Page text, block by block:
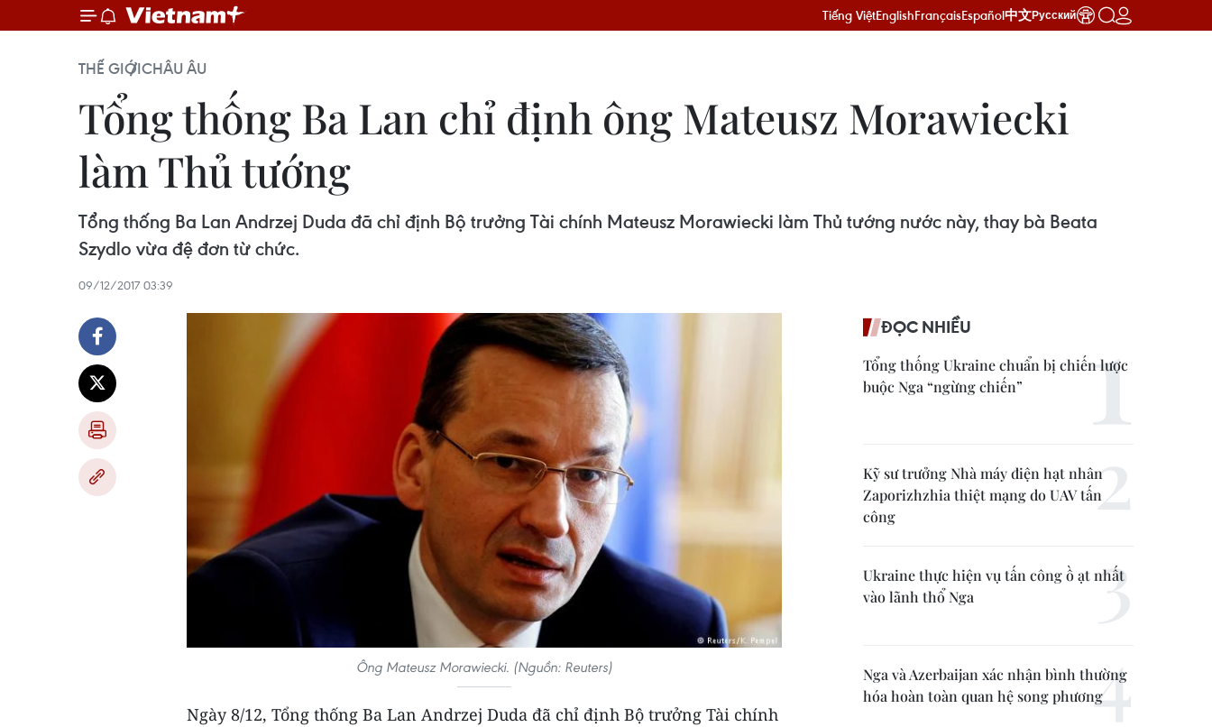
Tiếng ViệtEnglishFrançaisEspañol中文Русский
THẾ GIỚICHÂU ÂU
Tổng thống Ba Lan chỉ định ông Mateusz Morawiecki
làm Thủ tướng
Tổng thống Ba Lan Andrzej Duda đã chỉ định Bộ trưởng Tài chính Mateusz Morawiecki làm Thủ tướng nước này, thay bà Beata
Szydlo vừa đệ đơn từ chức.
09/12/2017 03:39
Ông Mateusz Morawiecki. (Nguồn: Reuters)
Ngày 8/12, Tổng thống Ba Lan Andrzej Duda đã chỉ định Bộ trưởng Tài chính
ĐỌC NHIỀU
Tổng thống Ukraine chuẩn bị chiến lược
buộc Nga “ngừng chiến”
Kỹ sư trưởng Nhà máy điện hạt nhân
Zaporizhzhia thiệt mạng do UAV tấn
công
Ukraine thực hiện vụ tấn công ồ ạt nhất
vào lãnh thổ Nga
Nga và Azerbaijan xác nhận bình thường
hóa hoàn toàn quan hệ song phương